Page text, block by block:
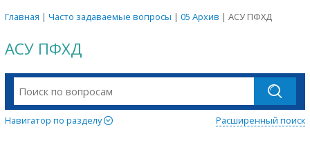
Главная | Часто задаваемые вопросы | 05 Архив | АСУ ПФХД
АСУ ПФХД
Навигатор по разделу Расширенный поиск